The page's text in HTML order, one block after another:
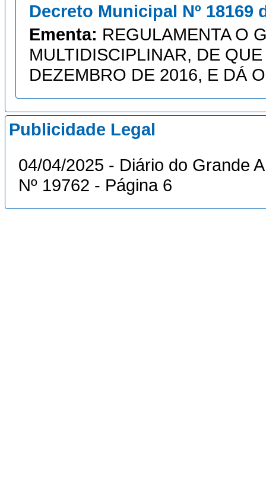
Decreto Municipal Nº 18169
Ementa: REGULAMENTA O
MULTIDISCIPLINAR, DE
DEZEMBRO DE 2016, E DÁ
Publicidade Legal
04/04/2025 - Diário do Grande
Nº 19762 - Página 6